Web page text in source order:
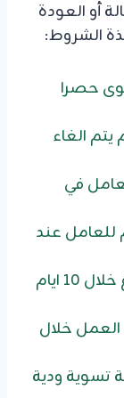
أو العودة
الشروط:
حصرا
الغاء
في
عند
يحق للعامل الاعتراض على البلاغ خلال 10 ايام
خلال
تسوية ودية